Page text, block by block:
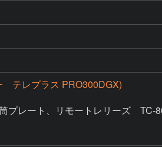
テレプラス PRO300DGX)
プレート、リモートレリーズ　TC-